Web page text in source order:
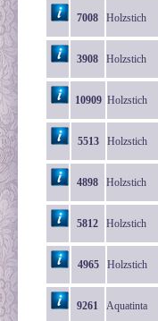
7008 Holzstich
3908 Holzstich
10909 Holzstich
5513 Holzstich
4898 Holzstich
5812 Holzstich
4965 Holzstich
9261 Aquatinta